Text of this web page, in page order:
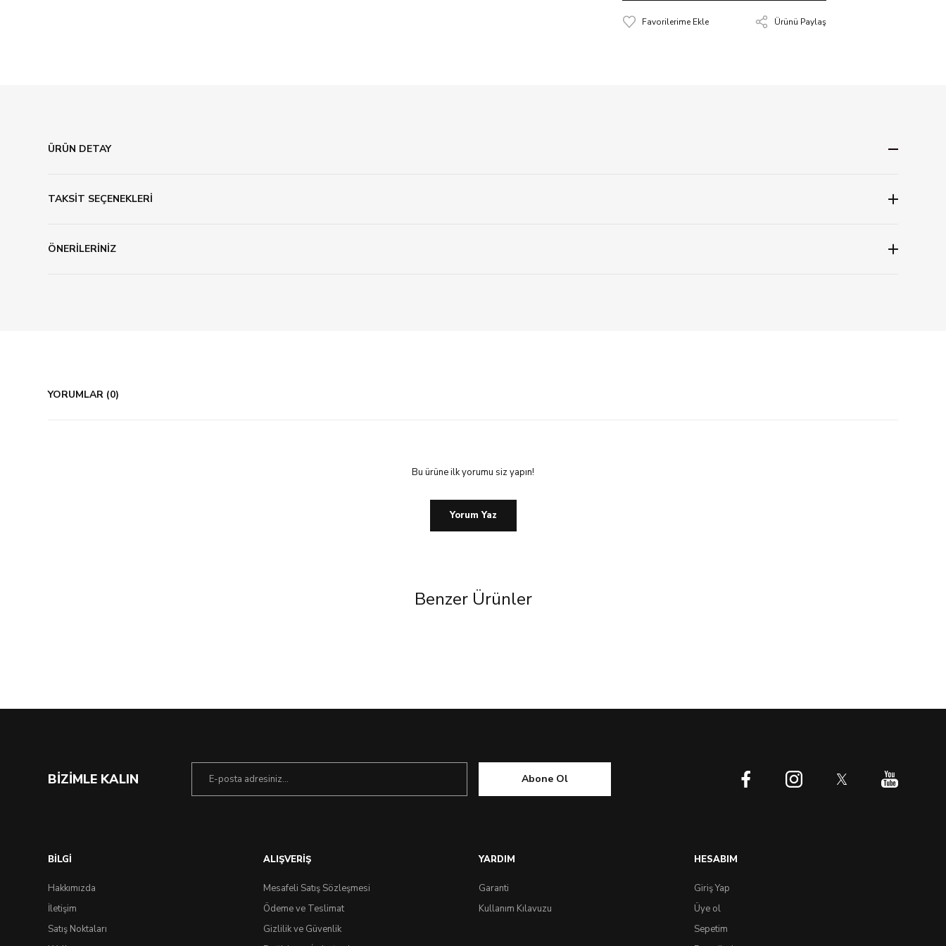
Ürünü Paylaş
ÜRÜN DETAY
TAKSİT SEÇENEKLERİ
ÖNERİLERİNİZ
YORUMLAR (0)
Bu ürüne ilk yorumu siz yapın!
Yorum Yaz
Benzer Ürünler
BİZİMLE KALIN Abone Ol
BİLGİ
Hakkımızda
İletişim
Satış Noktaları
ALIŞVERİŞ
Mesafeli Satış Sözleşmesi
Ödeme ve Teslimat
Gizlilik ve Güvenlik
YARDIM
Garanti
Kullanım Kılavuzu
HESABIM
Giriş Yap
Üye ol
Sepetim